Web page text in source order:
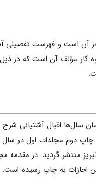
آن است و فهرست تفصیلی
مؤلف آن است که در ذیل هر
۱۳۲۶ ش. و جلد دوم آن در ۱۳۲۸ ش. منتشر
منتشر گردید. در
اجازات به چاپ رسیده است.